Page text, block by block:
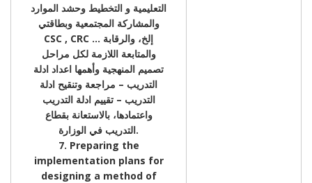
التعليمية و التخطيط وحشد الموارد
والمشاركة المجتمعية وبطاقتي
CSC , CRC … إلخ، والرقابة
والمتابعة اللازمة لكل مراحل
تصميم المنهجية وأهمها اعداد ادلة
التدريب – مراجعة وتنقيح ادلة
التدريب – تقييم ادلة التدريب
واعتمادها، بالاستعانة بقطاع
التدريب في الوزارة.
7. Preparing the
implementation plans for
designing a method of